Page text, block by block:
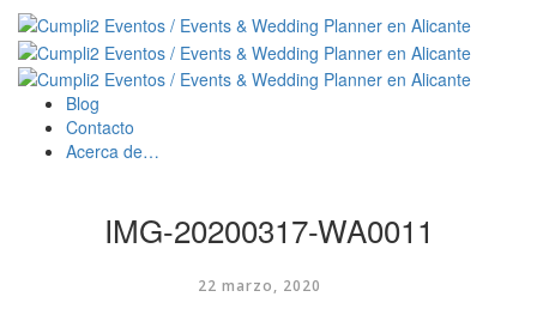
Blog
Contacto
Acerca de…
IMG-20200317-WA0011
22 marzo, 2020